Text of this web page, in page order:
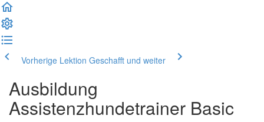
Vorherige Lektion Geschafft und weiter
Ausbildung
Assistenzhundetrainer Basic